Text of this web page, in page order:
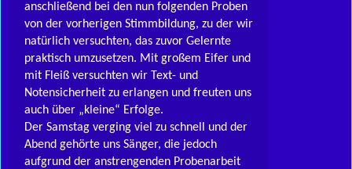
anschließend bei den nun folgenden Proben
von der vorherigen Stimmbildung, zu der wir
natürlich versuchten, das zuvor Gelernte
praktisch umzusetzen. Mit großem Eifer und
mit Fleiß versuchten wir Text- und
Notensicherheit zu erlangen und freuten uns
auch über „kleine“ Erfolge.
Der Samstag verging viel zu schnell und der
Abend gehörte uns Sänger, die jedoch
aufgrund der anstrengenden Probenarbeit